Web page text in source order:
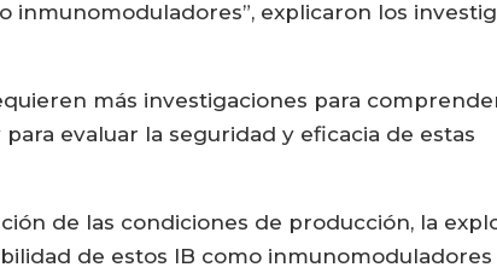
explicaron los
más investigaciones para
evaluar la seguridad y eficacia de estas
de las condiciones de producción, la
de estos IB como inmunomoduladores